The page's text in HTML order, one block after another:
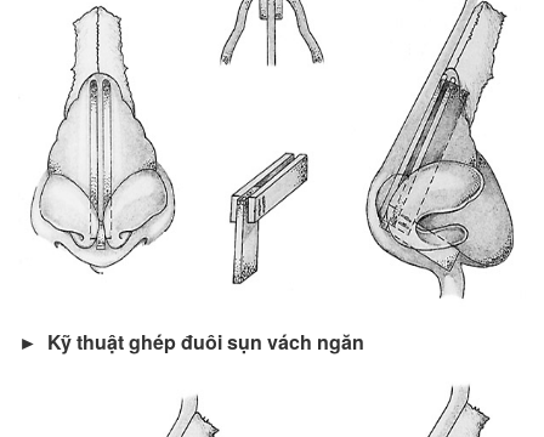
► Kỹ thuật ghép đuôi sụn vách ngăn